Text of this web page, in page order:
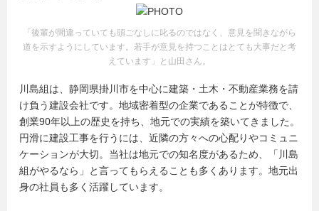
「後輩が間違っていても頭ごなしに叱るのではなく、意見を聞きながら
道を示すようにしています。若手が意見を持つことはとても大事だと考
えています」と山田さん。
川島組は、静岡県掛川市を中心に建築・土木・不動産業務を請
け負う建設会社です。地域密着型の企業であることが特徴で、
創業90年以上の歴史を持ち、地元での実績を築いてきました。
円滑に建設工事を行うには、近隣の方々への心配りやコミュニ
ケーションが大切。当社は地元での知名度があるため、「川島
組がやるなら」と言ってもらえることも多くあります。地元出
身の社員も多く活躍しています。